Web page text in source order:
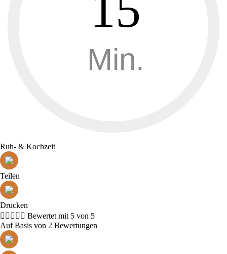
Min.
Ruh- & Kochzeit
Teilen
Drucken
     Bewertet mit 5 von 5
Auf Basis von 2 Bewertungen